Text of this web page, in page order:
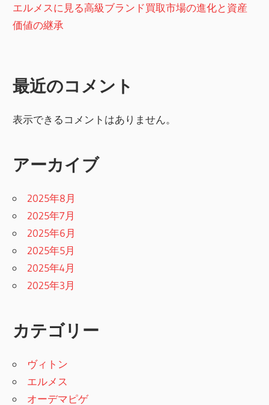
エルメスに見る高級ブランド買取市場の進化と資産
価値の継承
最近のコメント
表示できるコメントはありません。
アーカイブ
2025年8月
2025年7月
2025年6月
2025年5月
2025年4月
2025年3月
カテゴリー
ヴィトン
エルメス
オーデマピゲ